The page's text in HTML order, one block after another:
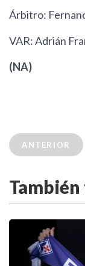
Árbitro:
VAR: Adrián
(NA)
ANTERIOR